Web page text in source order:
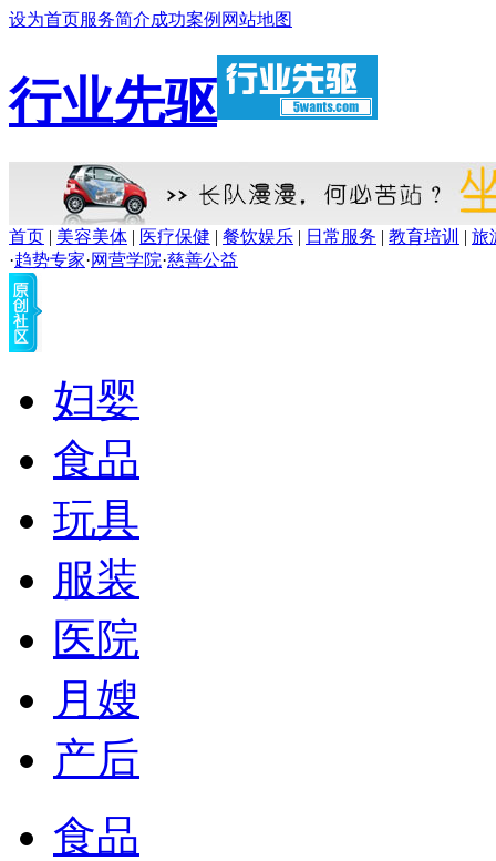
设为首页服务简介成功案例 网站地图
行业先驱
首页 | 美容美体 | 医疗保健 | 餐饮娱乐 | 日常服务 | 教育培训 | 旅
·趋势专家·网营学院·慈善公益
妇婴
食品
玩具
服装
医院
月嫂
产后
食品